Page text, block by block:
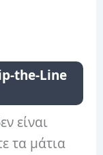
the-Line
είναι
τα μάτια